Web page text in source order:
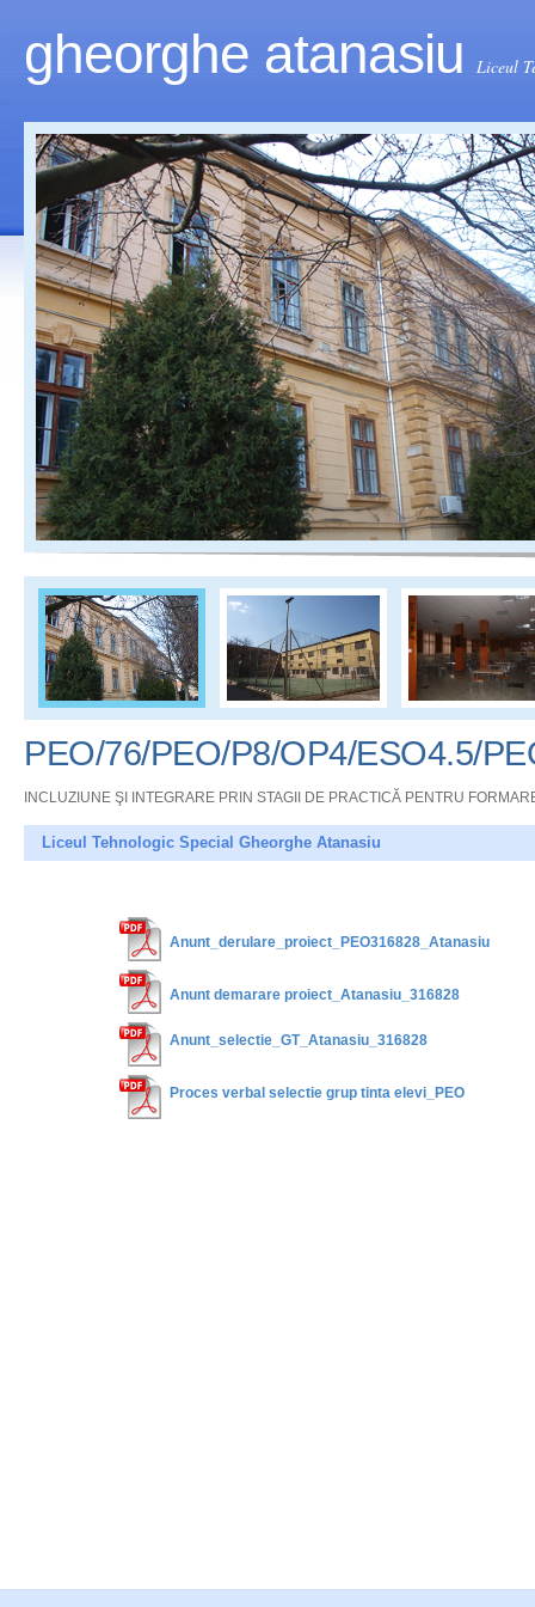
gheorghe atanasiu Liceul
PEO/76/PEO/P8/OP4/ESO4.5/
INCLUZIUNE ŞI INTEGRARE PRIN STAGII DE PRACTICĂ PENTRU
Liceul Tehnologic Special Gheorghe Atanasiu
Anunt_derulare_proiect_PEO316828_Atanasiu
Anunt demarare proiect_Atanasiu_316828
Anunt_selectie_GT_Atanasiu_316828
Proces verbal selectie grup tinta elevi_PEO